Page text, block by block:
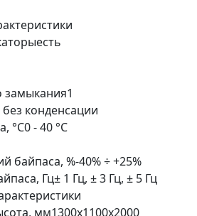
есть
замыкания1
без конденсации
°C0 - 40 °С
байпаса, %-40% ÷ +25%
Гц± 1 Гц, ± 3 Гц, ± 5 Гц
мм1300х1100х2000